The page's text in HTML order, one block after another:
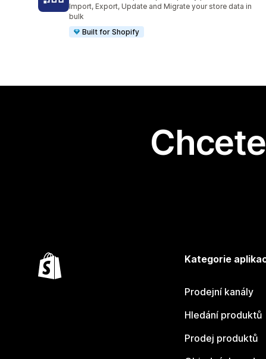
Import, Export, Update and Migrate your store data in
bulk
Built for Shopify
Kategorie
Prodejní kanály
Hledání produktů
Prodej produktů